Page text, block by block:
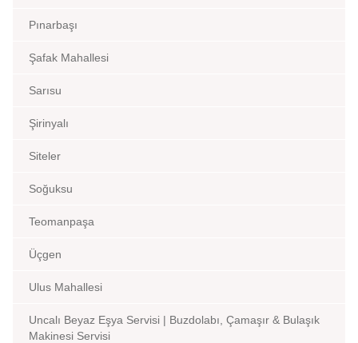
Pınarbaşı
Şafak Mahallesi
Sarısu
Şirinyalı
Siteler
Soğuksu
Teomanpaşa
Üçgen
Ulus Mahallesi
Uncalı Beyaz Eşya Servisi | Buzdolabı, Çamaşır & Bulaşık
Makinesi Servisi